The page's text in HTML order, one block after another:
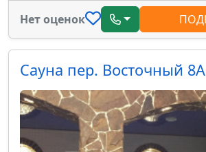
Нет оценок
Сауна пер. Восточный 8А